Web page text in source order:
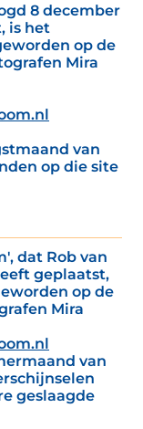
8 december
is het
op de
Mira
van
op die site
dat Rob van
geplaatst,
op de
Mira
van
geslaagde